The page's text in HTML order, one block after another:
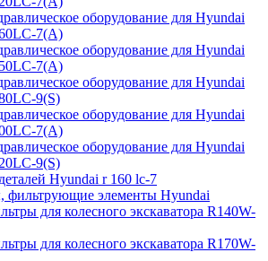
оборудование для Hyundai
7(A)
оборудование для Hyundai
7(A)
оборудование для Hyundai
9(S)
оборудование для Hyundai
7(A)
оборудование для Hyundai
9(S)
Hyundai r 160 lc-7
фильтрующие элементы Hyundai
для колесного экскаватора R140W-
для колесного экскаватора R170W-